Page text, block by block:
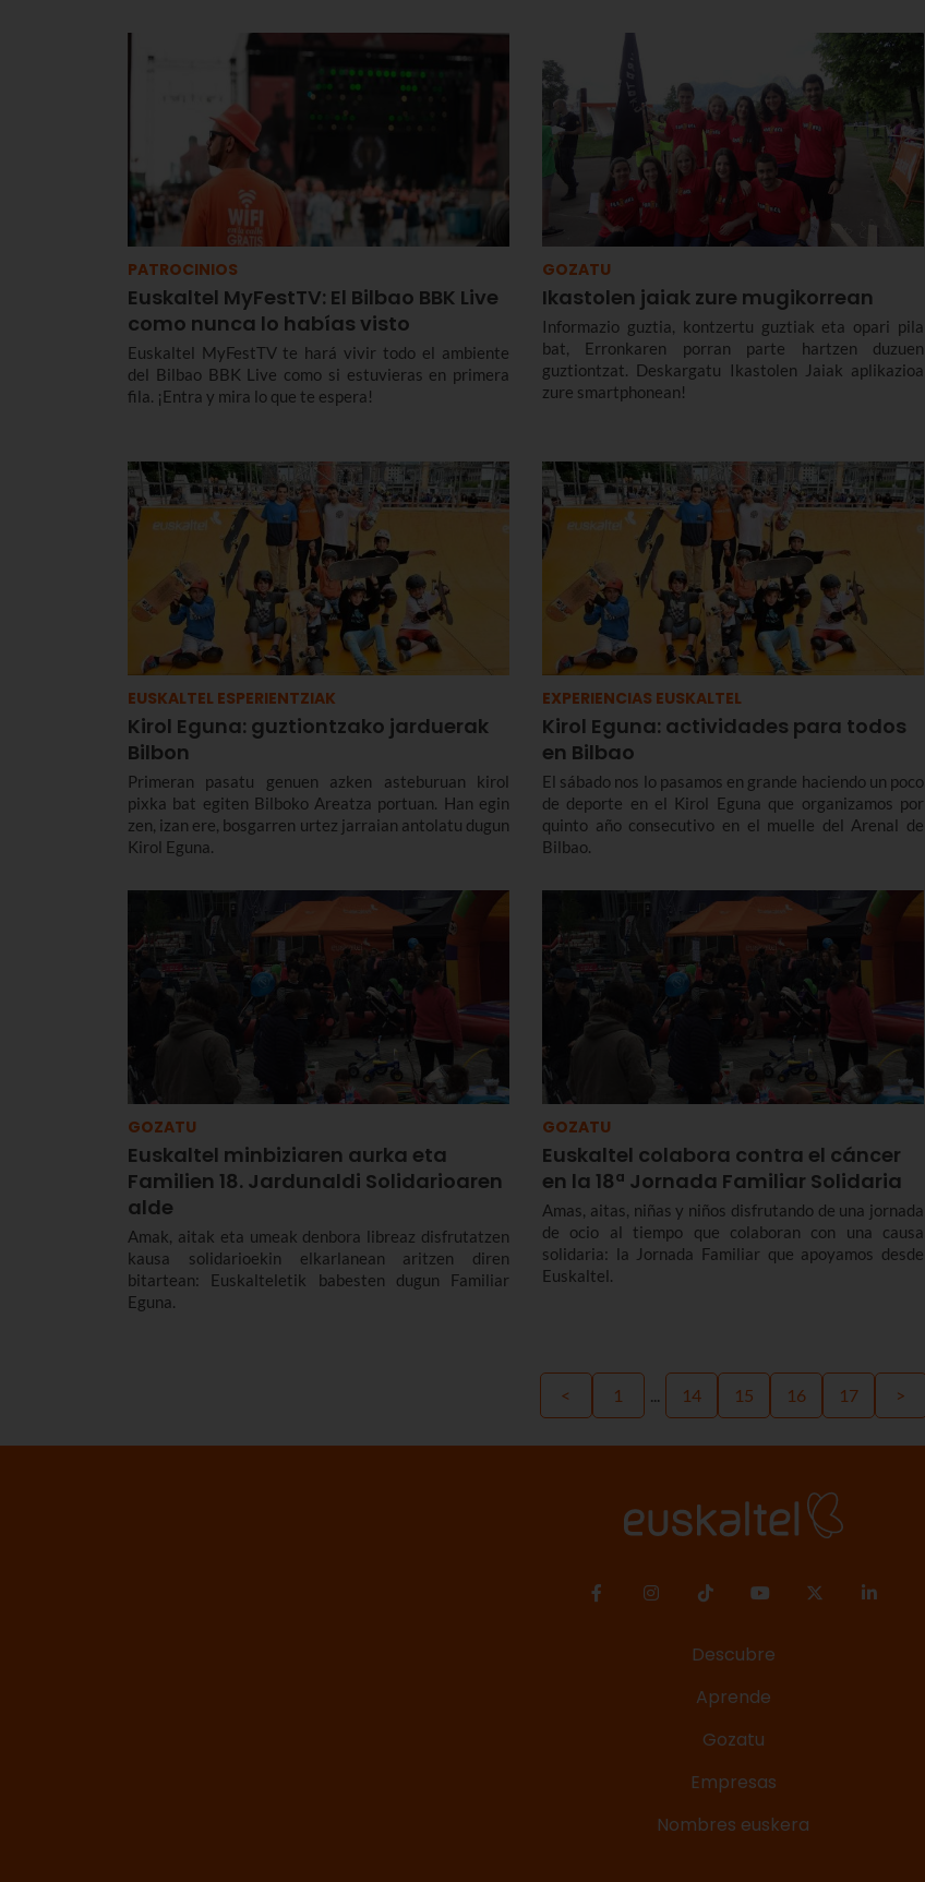
PATROCINIOS
Euskaltel MyFestTV: El Bilbao BBK Live
como nunca lo habías visto
Euskaltel MyFestTV te hará vivir todo el ambiente
del Bilbao BBK Live como si estuvieras en primera
fila. ¡Entra y mira lo que te espera!
GOZATU
Ikastolen jaiak zure mugikorrean
Informazio guztia, kontzertu guztiak eta opari pila
bat, Erronkaren porran parte hartzen duzuen
guztiontzat. Deskargatu Ikastolen Jaiak aplikazioa
zure smartphonean!
EUSKALTEL ESPERIENTZIAK
Kirol Eguna: guztiontzako jarduerak
Bilbon
Primeran pasatu genuen azken asteburuan kirol
pixka bat egiten Bilboko Areatza portuan. Han egin
zen, izan ere, bosgarren urtez jarraian antolatu dugun
Kirol Eguna.
EXPERIENCIAS EUSKALTEL
Kirol Eguna: actividades para todos
en Bilbao
El sábado nos lo pasamos en grande haciendo un poco
de deporte en el Kirol Eguna que organizamos por
quinto año consecutivo en el muelle del Arenal de
Bilbao.
GOZATU
Euskaltel minbiziaren aurka eta
Familien 18. Jardunaldi Solidarioaren
alde
Amak, aitak eta umeak denbora libreaz disfrutatzen
kausa solidarioekin elkarlanean aritzen diren
bitartean: Euskalteletik babesten dugun Familiar
Eguna.
GOZATU
Euskaltel colabora contra el cáncer
en la 18ª Jornada Familiar Solidaria
Amas, aitas, niñas y niños disfrutando de una jornada
de ocio al tiempo que colaboran con una causa
solidaria: la Jornada Familiar que apoyamos desde
Euskaltel.
< 1 ... 14 15 16 17 >
Descubre
Aprende
Gozatu
Empresas
Nombres euskera